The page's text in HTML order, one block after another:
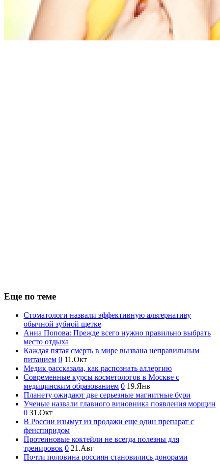
Еще по теме
Стоматологи назвали эффективную альтернативу
обычной зубной щетке
Анна Попова: Прежде всего нужно правильно выбрать
место отдыха
Каждая пятая смерть в мире вызвана неправильным
питанием 0 11.Окт
Медик рассказала, как распознать аллергию
Современные курсы косметологов в Москве с
медицинским образованием 0 19.Янв
Планету ожидают две серьезные магнитные бури
Ученые назвали главного виновника появления морщин
0 31.Окт
В России изымут из продажи еще один препарат с
фенспиридом
Протеиновые коктейли не всегда полезны для
тренировок 0 21.Авг
Почти половина россиян становились донорами